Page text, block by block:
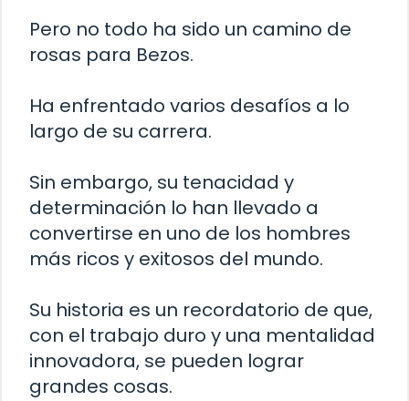
Pero no todo ha sido un camino de
rosas para Bezos.
Ha enfrentado varios desafíos a lo
largo de su carrera.
Sin embargo, su tenacidad y
determinación lo han llevado a
convertirse en uno de los hombres
más ricos y exitosos del mundo.
Su historia es un recordatorio de que,
con el trabajo duro y una mentalidad
innovadora, se pueden lograr
grandes cosas.